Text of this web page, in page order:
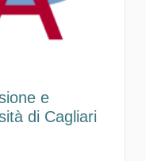
e
di Cagliari